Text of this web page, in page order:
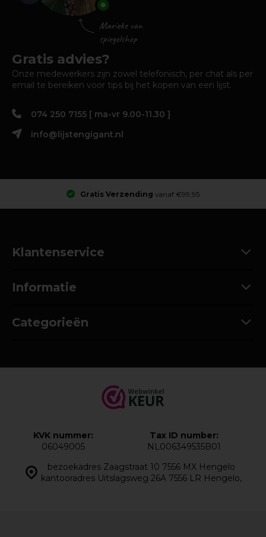
Gratis advies?
Onze medewerkers zijn zowel telefonisch, per chat als per
email te bereiken voor tips bij het kopen van een lijst.
074 250 7155 [ ma-vr 9.00-11.30 ]
info@lijstengigant.nl
Gratis Verzending vanaf €99,95
Klantenservice
Informatie
Categorieën
bezoekadres Zaagstraat 10 7556 MX Hengelo
kantooradres Uitslagsweg 26A 7556 LR Hengelo,
KVK nummer:
06049005
Tax ID number:
NL006349535B01